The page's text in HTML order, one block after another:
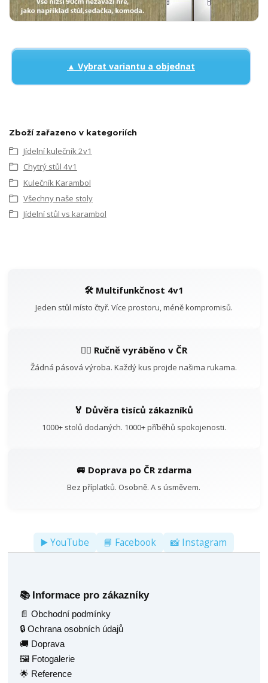
▲ Vybrat variantu a objednat
Zboží zařazeno v kategoriích
Jídelní kulečník 2v1
Chytrý stůl 4v1
Kulečník Karambol
Všechny naše stoly
Jídelní stůl vs karambol
🛠️ Multifunkčnost 4v1
Jeden stůl místo čtyř. Více prostoru, méně kompromisů.
👷‍♂️ Ručně vyráběno v ČR
Žádná pásová výroba. Každý kus projde našima rukama.
🏅 Důvěra tisíců zákazníků
1000+ stolů dodaných. 1000+ příběhů spokojenosti.
🚐 Doprava po ČR zdarma
Bez příplatků. Osobně. A s úsměvem.
▶️ YouTube 📘 Facebook 📸 Instagram
📚 Informace pro zákazníky
📄 Obchodní podmínky
🔒 Ochrana osobních údajů
🚚 Doprava
🖼️ Fotogalerie
🌟 Reference